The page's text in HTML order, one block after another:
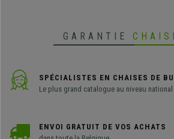
GARANTIE
SPÉCIALISTES EN CHAISES DE
Le plus grand catalogue au niveau national
ENVOI GRATUIT DE VOS ACHATS